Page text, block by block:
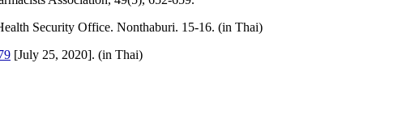
Security Office. Nonthaburi. 15-16. (in Thai)
[July 25, 2020]. (in Thai)